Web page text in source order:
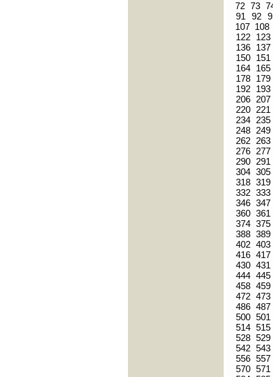
72 73
91
92
107 108
122
123
136
137
150
151
164
165
178
179
192
193
206 207
220
221
234
235
248
249
262
263
276
277
290
291
304 305
318 319
332 333
346 347
360 361
374 375
388 389
402 403
416 417
430 431
444 445
458 459
472 473
486 487
500 501
514 515
528 529
542 543
556 557
570 571